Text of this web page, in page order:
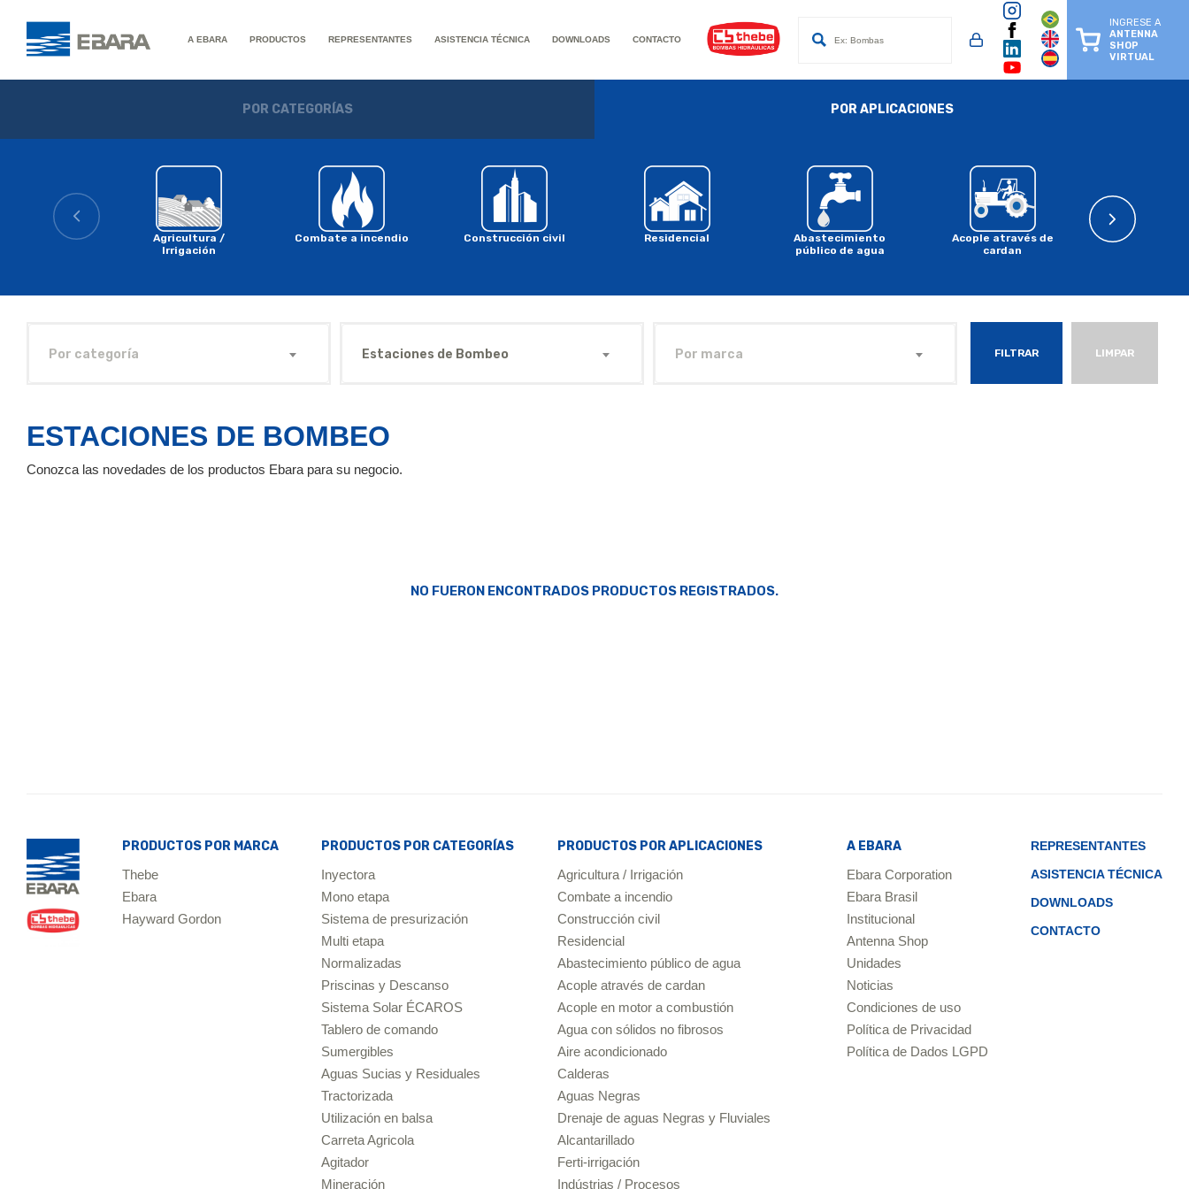
A EBARA PRODUCTOS REPRESENTANTES ASISTENCIA TÉCNICA DOWNLOADS CONTACTO
INGRESE A
ANTENNA
SHOP
VIRTUAL
POR CATEGORÍAS POR APLICACIONES
Agricultura /
Irrigación
Combate a incendio Construcción civil Residencial
Abastecimiento
público de agua
Acople através de
cardan
Acople en
Por categoría Estaciones de Bombeo Por marca FILTRAR LIMPAR
ESTACIONES DE BOMBEO
Conozca las novedades de los productos Ebara para su negocio.
NO FUERON ENCONTRADOS PRODUCTOS REGISTRADOS.
PRODUCTOS POR MARCA
Thebe
Ebara
Hayward Gordon
PRODUCTOS POR CATEGORÍAS
Inyectora
Mono etapa
Sistema de presurización
Multi etapa
Normalizadas
Priscinas y Descanso
Sistema Solar ÉCAROS
Tablero de comando
Sumergibles
Aguas Sucias y Residuales
Tractorizada
Utilización en balsa
Carreta Agricola
Agitador
Mineración
PRODUCTOS POR APLICACIONES
Agricultura / Irrigación
Combate a incendio
Construcción civil
Residencial
Abastecimiento público de agua
Acople através de cardan
Acople en motor a combustión
Agua con sólidos no fibrosos
Aire acondicionado
Calderas
Aguas Negras
Drenaje de aguas Negras y Fluviales
Alcantarillado
Ferti-irrigación
Indústrias / Procesos
A EBARA
Ebara Corporation
Ebara Brasil
Institucional
Antenna Shop
Unidades
Noticias
Condiciones de uso
Política de Privacidad
Política de Dados LGPD
REPRESENTANTES
ASISTENCIA TÉCNICA
DOWNLOADS
CONTACTO